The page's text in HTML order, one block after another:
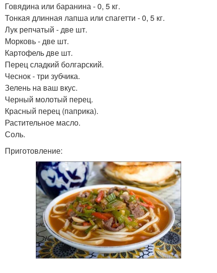
Говядина или баранина - 0, 5 кг.
Тонкая длинная лапша или спагетти - 0, 5 кг.
Лук репчатый - две шт.
Морковь - две шт.
Картофель две шт.
Перец сладкий болгарский.
Чеснок - три зубчика.
Зелень на ваш вкус.
Черный молотый перец.
Красный перец (паприка).
Растительное масло.
Соль.
Приготовление: